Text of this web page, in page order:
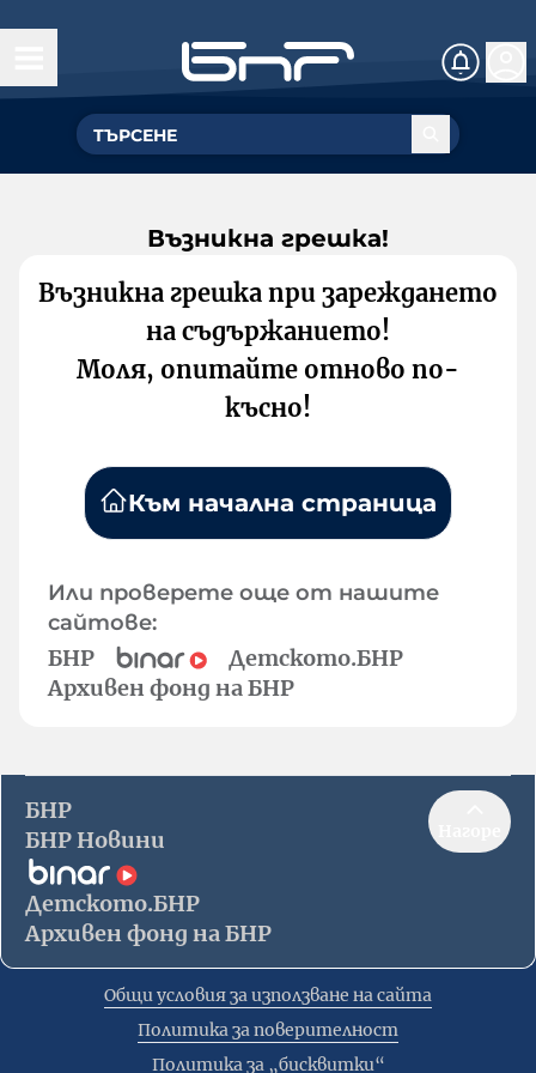
Възникна грешка!
Възникна грешка при зареждането
на съдържанието!
Моля, опитайте отново по-
късно!
Към начална страница
Или проверете още от нашите
сайтове:
БНР
Детското.БНР
Архивен фонд на БНР
БНР
БНР Новини
Детското.БНР
Архивен фонд на БНР
Общи условия за използване на сайта
Политика за поверителност
Политика за „бисквитки“